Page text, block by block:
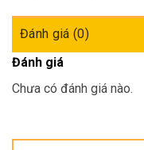
Đánh giá (0)
Đánh giá
Chưa có đánh giá nào.